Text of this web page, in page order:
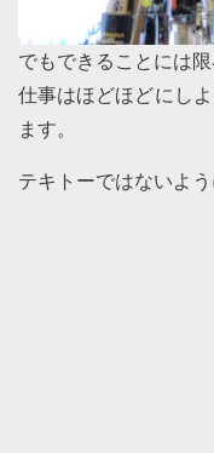
でもできることには
仕事はほどほどにし
ます。
テキトーではないよう